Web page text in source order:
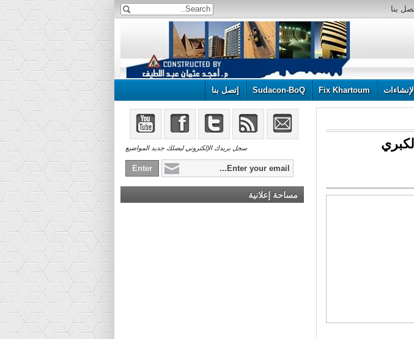
بنا
Fix Khartoum
Sudacon-BoQ إتصل بنا
سجل بريدك الإلكتروني ليصلك جديد المواضيع
مساحة إعلانية